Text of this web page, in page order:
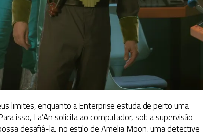
limites, enquanto a Enterprise estuda de perto uma
isso, La’An solicita ao computador, sob a supervisão
desafiá-la, no estilo de Amelia Moon, uma detective